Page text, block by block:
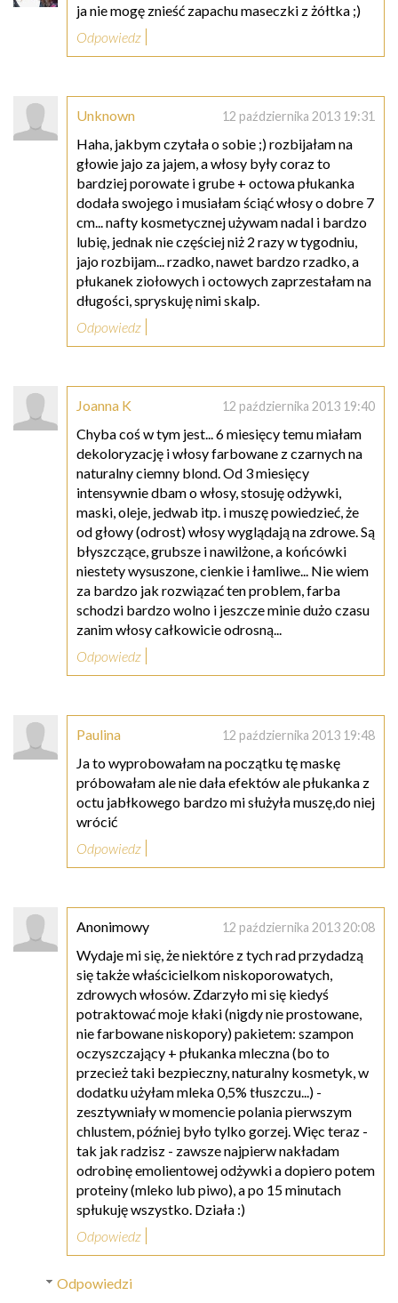
ja nie mogę znieść zapachu maseczki z żółtka ;)
Odpowiedz
Unknown 12 października 2013 19:31
Haha, jakbym czytała o sobie ;) rozbijałam na
głowie jajo za jajem, a włosy były coraz to
bardziej porowate i grube + octowa płukanka
dodała swojego i musiałam ściąć włosy o dobre 7
cm... nafty kosmetycznej używam nadal i bardzo
lubię, jednak nie częściej niż 2 razy w tygodniu,
jajo rozbijam... rzadko, nawet bardzo rzadko, a
płukanek ziołowych i octowych zaprzestałam na
długości, spryskuję nimi skalp.
Odpowiedz
Joanna K 12 października 2013 19:40
Chyba coś w tym jest... 6 miesięcy temu miałam
dekoloryzację i włosy farbowane z czarnych na
naturalny ciemny blond. Od 3 miesięcy
intensywnie dbam o włosy, stosuję odżywki,
maski, oleje, jedwab itp. i muszę powiedzieć, że
od głowy (odrost) włosy wyglądają na zdrowe. Są
błyszczące, grubsze i nawilżone, a końcówki
niestety wysuszone, cienkie i łamliwe... Nie wiem
za bardzo jak rozwiązać ten problem, farba
schodzi bardzo wolno i jeszcze minie dużo czasu
zanim włosy całkowicie odrosną...
Odpowiedz
Paulina 12 października 2013 19:48
Ja to wyprobowałam na początku tę maskę
próbowałam ale nie dała efektów ale płukanka z
octu jabłkowego bardzo mi służyła muszę,do niej
wrócić
Odpowiedz
Anonimowy 12 października 2013 20:08
Wydaje mi się, że niektóre z tych rad przydadzą
się także właścicielkom niskoporowatych,
zdrowych włosów. Zdarzyło mi się kiedyś
potraktować moje kłaki (nigdy nie prostowane,
nie farbowane niskopory) pakietem: szampon
oczyszczający + płukanka mleczna (bo to
przecież taki bezpieczny, naturalny kosmetyk, w
dodatku użyłam mleka 0,5% tłuszczu...) -
zesztywniały w momencie polania pierwszym
chlustem, później było tylko gorzej. Więc teraz -
tak jak radzisz - zawsze najpierw nakładam
odrobinę emolientowej odżywki a dopiero potem
proteiny (mleko lub piwo), a po 15 minutach
spłukuję wszystko. Działa :)
Odpowiedz
Odpowiedzi